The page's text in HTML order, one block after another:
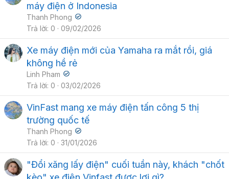
máy điện ở Indonesia
Thanh Phong
Trả lời 0 09/02/2026
Xe máy điện mới của Yamaha ra mắt rồi, giá
không hề rẻ
Linh Pham
Trả lời 0 03/02/2026
VinFast mang xe máy điện tấn công 5 thị
trường quốc tế
Thanh Phong
Trả lời 0 31/01/2026
"Đổi xăng lấy điện" cuối tuần này, khách "chốt